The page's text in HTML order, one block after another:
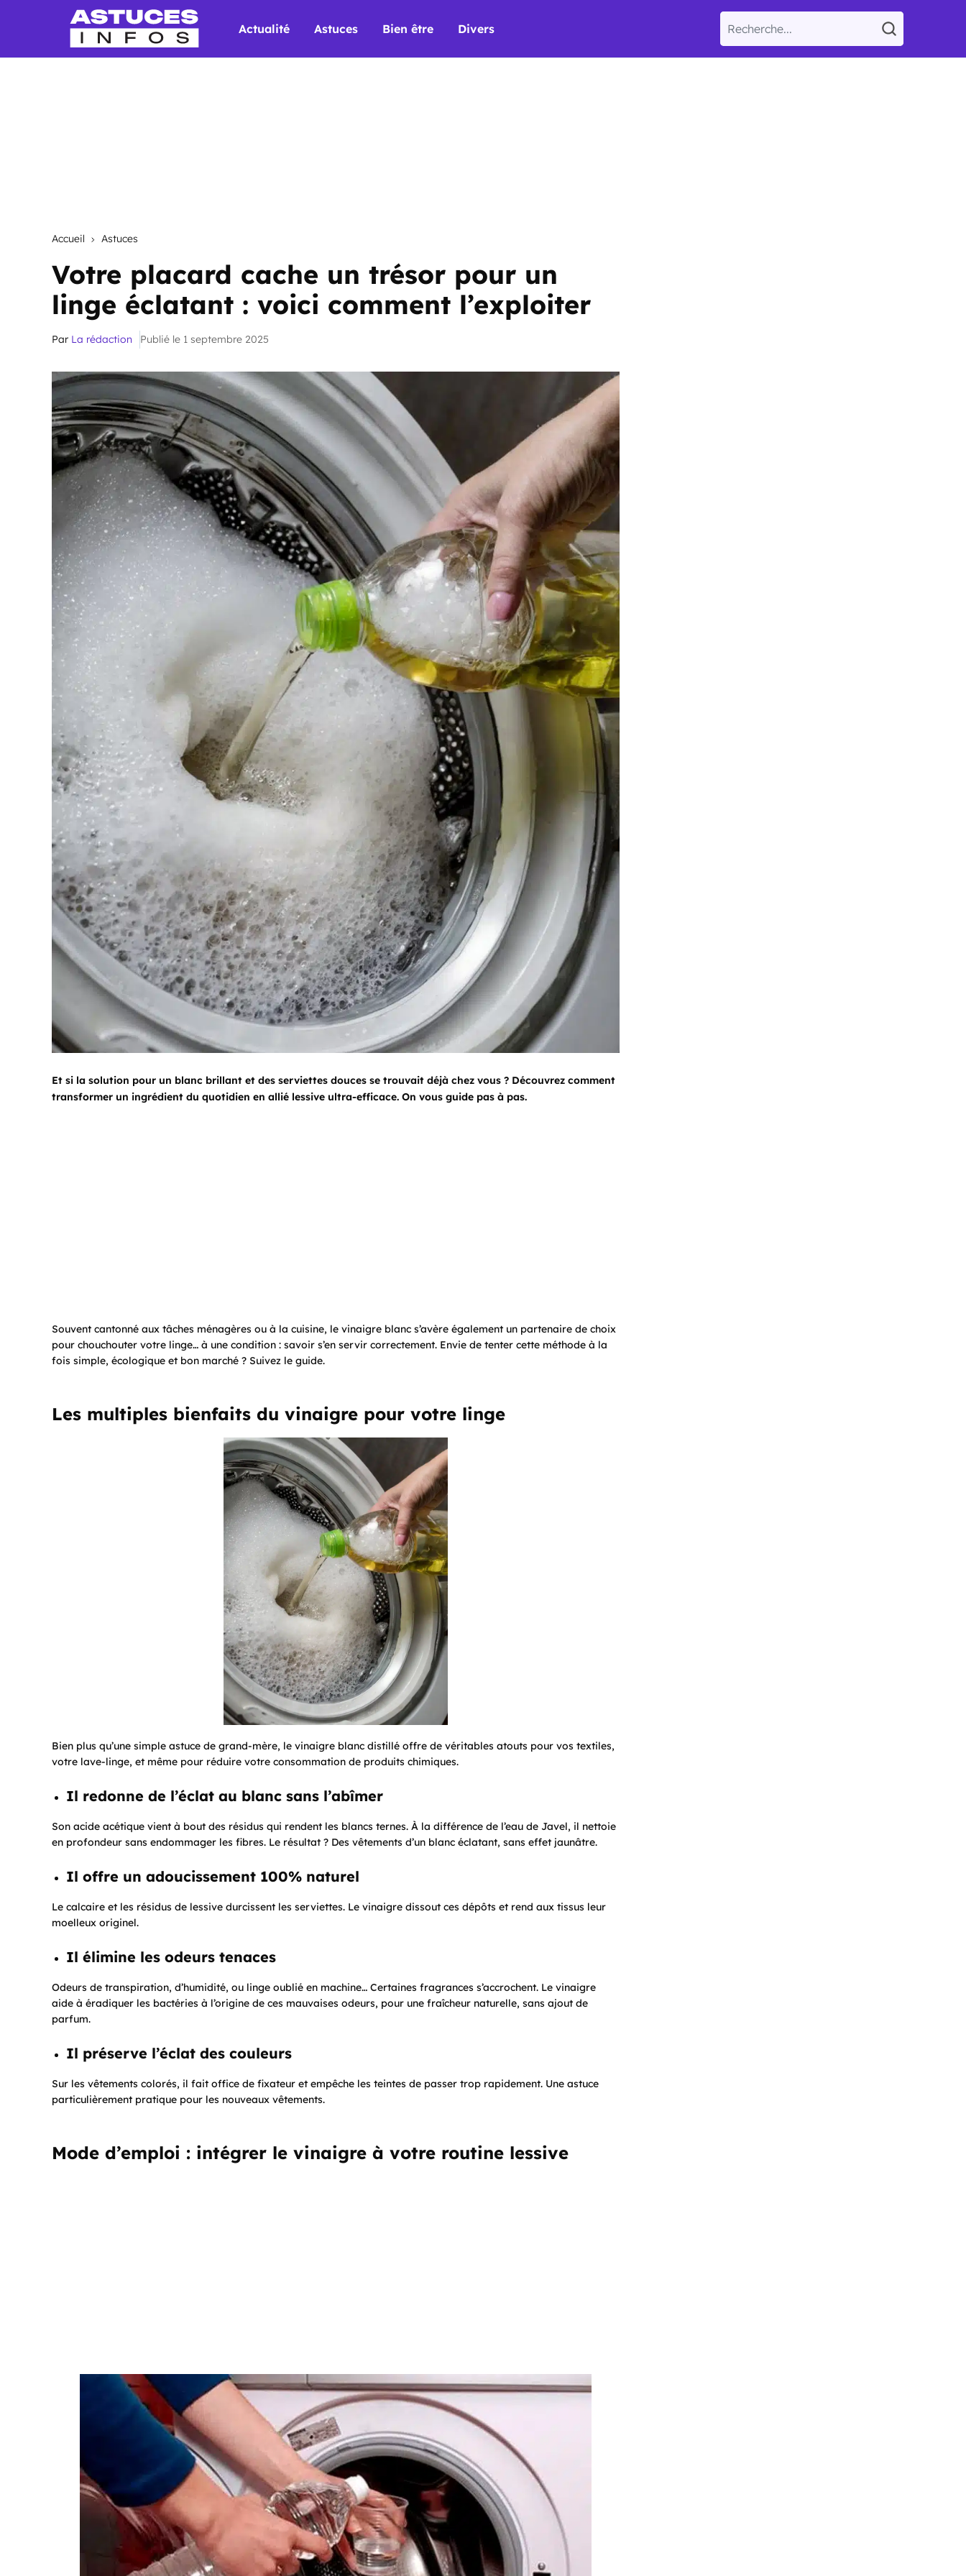
Actualité Astuces Bien être Divers
Accueil Astuces
Votre placard cache un trésor pour un
linge éclatant : voici comment l’exploiter
Par La rédaction Publié le 1 septembre 2025
Et si la solution pour un blanc brillant et des serviettes douces se trouvait déjà chez vous ? Découvrez comment
transformer un ingrédient du quotidien en allié lessive ultra-efficace. On vous guide pas à pas.
Souvent cantonné aux tâches ménagères ou à la cuisine, le vinaigre blanc s’avère également un partenaire de choix
pour chouchouter votre linge… à une condition : savoir s’en servir correctement. Envie de tenter cette méthode à la
fois simple, écologique et bon marché ? Suivez le guide.
Les multiples bienfaits du vinaigre pour votre linge
Bien plus qu’une simple astuce de grand-mère, le vinaigre blanc distillé offre de véritables atouts pour vos textiles,
votre lave-linge, et même pour réduire votre consommation de produits chimiques.
Il redonne de l’éclat au blanc sans l’abîmer
Son acide acétique vient à bout des résidus qui rendent les blancs ternes. À la différence de l’eau de Javel, il nettoie
en profondeur sans endommager les fibres. Le résultat ? Des vêtements d’un blanc éclatant, sans effet jaunâtre.
Il offre un adoucissement 100% naturel
Le calcaire et les résidus de lessive durcissent les serviettes. Le vinaigre dissout ces dépôts et rend aux tissus leur
moelleux originel.
Il élimine les odeurs tenaces
Odeurs de transpiration, d’humidité, ou linge oublié en machine… Certaines fragrances s’accrochent. Le vinaigre
aide à éradiquer les bactéries à l’origine de ces mauvaises odeurs, pour une fraîcheur naturelle, sans ajout de
parfum.
Il préserve l’éclat des couleurs
Sur les vêtements colorés, il fait office de fixateur et empêche les teintes de passer trop rapidement. Une astuce
particulièrement pratique pour les nouveaux vêtements.
Mode d’emploi : intégrer le vinaigre à votre routine lessive